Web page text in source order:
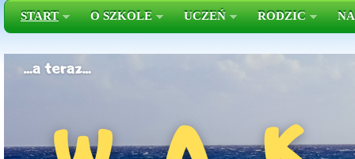
START O SZKOLE UCZEŃ RODZIC